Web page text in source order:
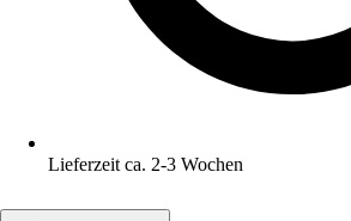
Lieferzeit ca. 2-3 Wochen